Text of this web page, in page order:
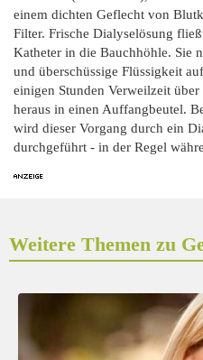
einem dichten Geflecht von
Filter. Frische Dialyselösung
Katheter in die Bauchhöhle. Sie
und überschüssige Flüssigkeit
einigen Stunden Verweilzeit
heraus in einen Auffangbeutel.
wird dieser Vorgang durch ein
durchgeführt - in der Regel
Weitere Themen zu